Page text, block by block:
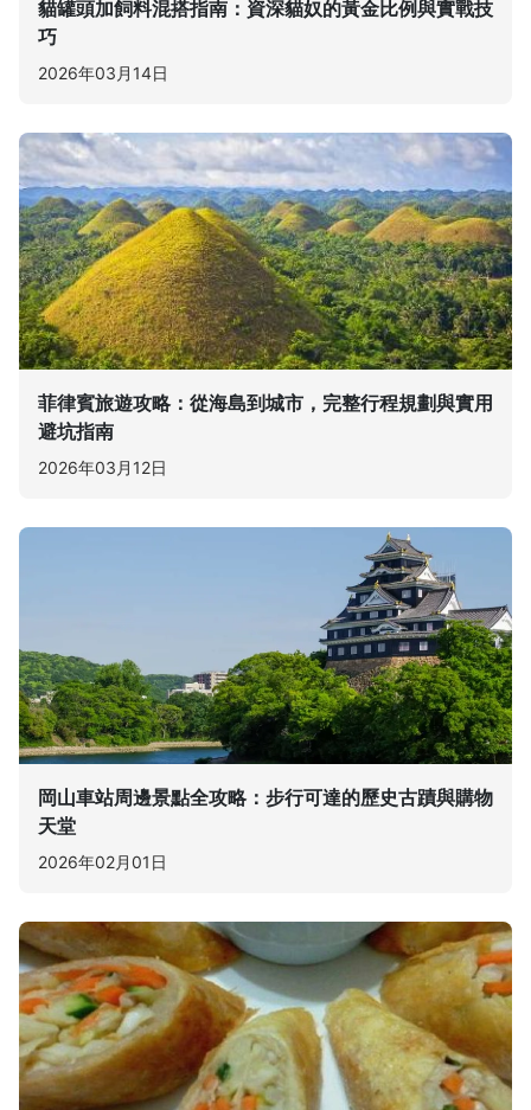
貓罐頭加飼料混搭指南：資深貓奴的黃金比例與實戰技
巧
2026年03月14日
菲律賓旅遊攻略：從海島到城市，完整行程規劃與實用
避坑指南
2026年03月12日
岡山車站周邊景點全攻略：步行可達的歷史古蹟與購物
天堂
2026年02月01日